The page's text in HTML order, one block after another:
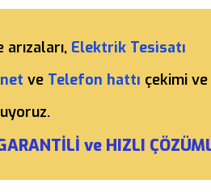
Elektrik Tesisatı
ve Telefon hattı çekimi ve
ve HIZLI